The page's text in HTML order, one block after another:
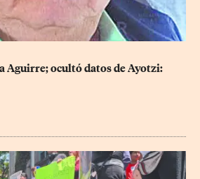
Aguirre; ocultó datos de Ayotzi: